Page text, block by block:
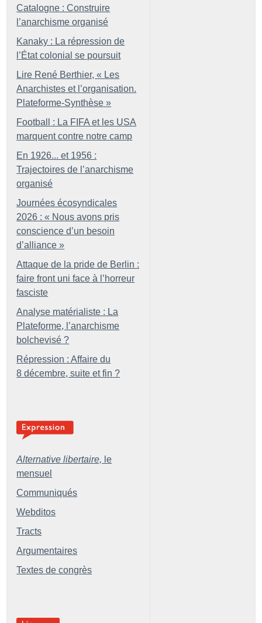
Catalogne : Construire
l’anarchisme organisé
Kanaky : La répression de
l’État colonial se poursuit
Lire René Berthier, « Les
Anarchistes et l’organisation.
Plateforme-Synthèse »
Football : La FIFA et les USA
marquent contre notre camp
En 1926... et 1956 :
Trajectoires de l’anarchisme
organisé
Journées écosyndicales
2026 : « Nous avons pris
conscience d’un besoin
d’alliance »
Attaque de la pride de Berlin :
faire front uni face à l’horreur
fasciste
Analyse matérialiste : La
Plateforme, l’anarchisme
bolchevisé ?
Répression : Affaire du
8 décembre, suite et fin ?
Alternative libertaire, le
mensuel
Communiqués
Webditos
Tracts
Argumentaires
Textes de congrès